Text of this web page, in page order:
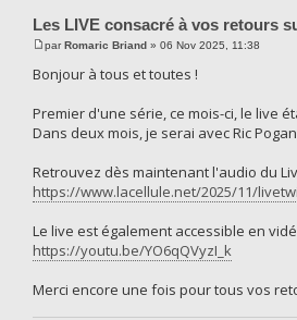
Les LIVE consacré à vos retours
parRomaric Briand » 06 Nov 2025, 11:38
Bonjour à tous et toutes !
Premier d'une série, ce mois-ci, le live
Dans deux mois, je serai avec Ric
Retrouvez dès maintenant l'audio du
https://www.lacellule.net/2025/11/
Le live est également accessible en
https://youtu.be/YO6qQVyzI_k
Merci encore une fois pour tous vos